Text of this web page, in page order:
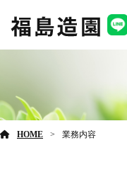
HOME 業務内容